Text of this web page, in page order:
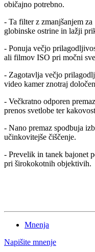
običajno potrebno.
- Ta filter z zmanjšanjem
globinske ostrine in lažji
- Ponuja večjo
ali filmov ISO pri močni
- Zagotavlja večjo
video kamer znotraj
- Večkratno odporen
prenos svetlobe ter
- Nano premaz spodbuja
učinkovitejše čiščenje.
- Prevelik in tanek bajonet
pri širokokotnih objektivih.
Mnenja
Napišite mnenje